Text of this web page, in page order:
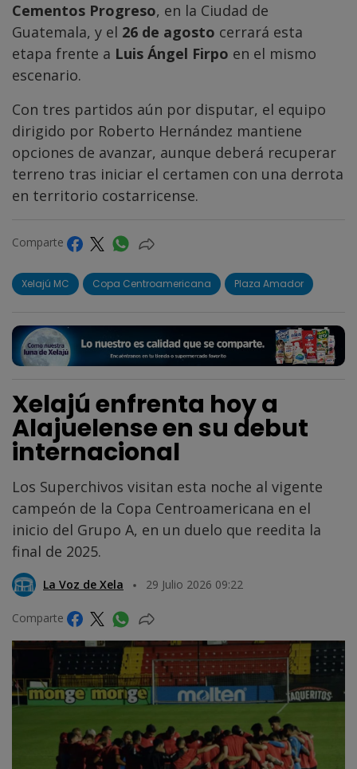
Cementos Progreso, en la Ciudad de
Guatemala, y el 26 de agosto cerrará esta
etapa frente a Luis Ángel Firpo en el mismo
escenario.
Con tres partidos aún por disputar, el equipo
dirigido por Roberto Hernández mantiene
opciones de avanzar, aunque deberá recuperar
terreno tras iniciar el certamen con una derrota
en territorio costarricense.
Comparte
Xelajú MC Copa Centroamericana Plaza Amador
Xelajú enfrenta hoy a
Alajuelense en su debut
internacional
Los Superchivos visitan esta noche al vigente
campeón de la Copa Centroamericana en el
inicio del Grupo A, en un duelo que reedita la
final de 2025.
La Voz de Xela 29 Julio 2026 09:22
Comparte